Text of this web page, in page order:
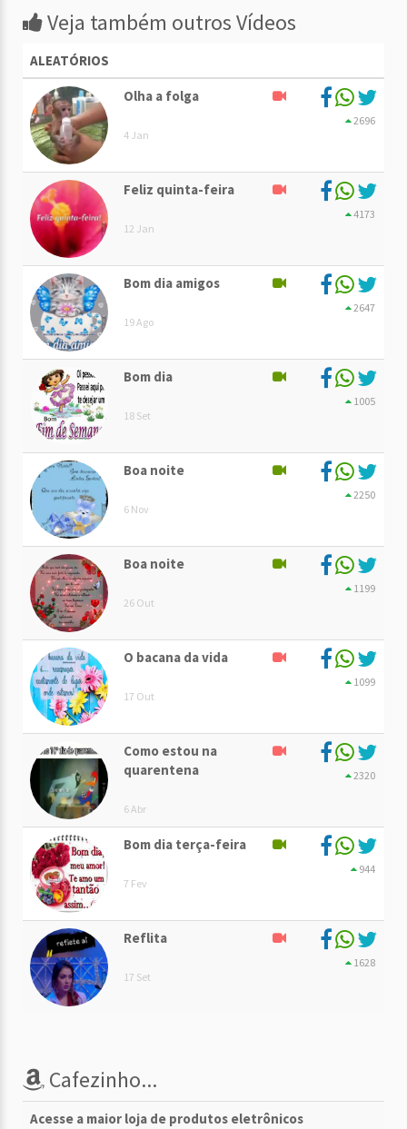
Veja também outros Vídeos
ALEATÓRIOS
Olha a folga
4 Jan
2696
Feliz quinta-feira
12 Jan
4173
Bom dia amigos
19 Ago
2647
Bom dia
18 Set
1005
Boa noite
6 Nov
2250
Boa noite
26 Out
1199
O bacana da vida
17 Out
1099
Como estou na
quarentena
6 Abr
2320
Bom dia terça-feira
7 Fev
944
Reflita
17 Set
1628
Cafezinho...
Acesse a maior loja de produtos eletrônicos